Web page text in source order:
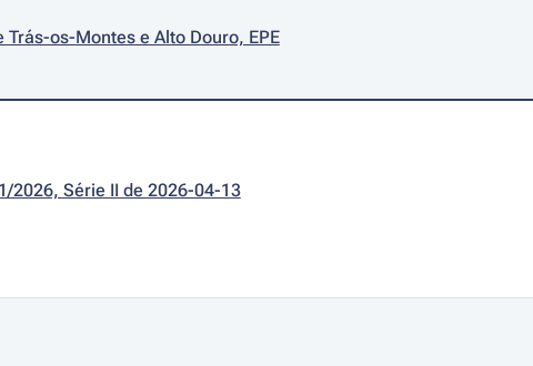
os-Montes e Alto Douro, EPE
2026, Série II de 2026-04-13